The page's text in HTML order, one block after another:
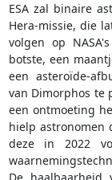
ESA zal binaire
Hera-missie, die
volgen op
botste, een
een asteroïde-
van Dimorphos te
een ontmoeting
hielp astronomen
deze in 2022